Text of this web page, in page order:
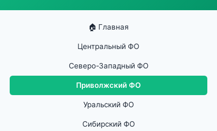
🏠 Главная
Центральный ФО
Северо-Западный ФО
Приволжский ФО
Уральский ФО
Сибирский ФО